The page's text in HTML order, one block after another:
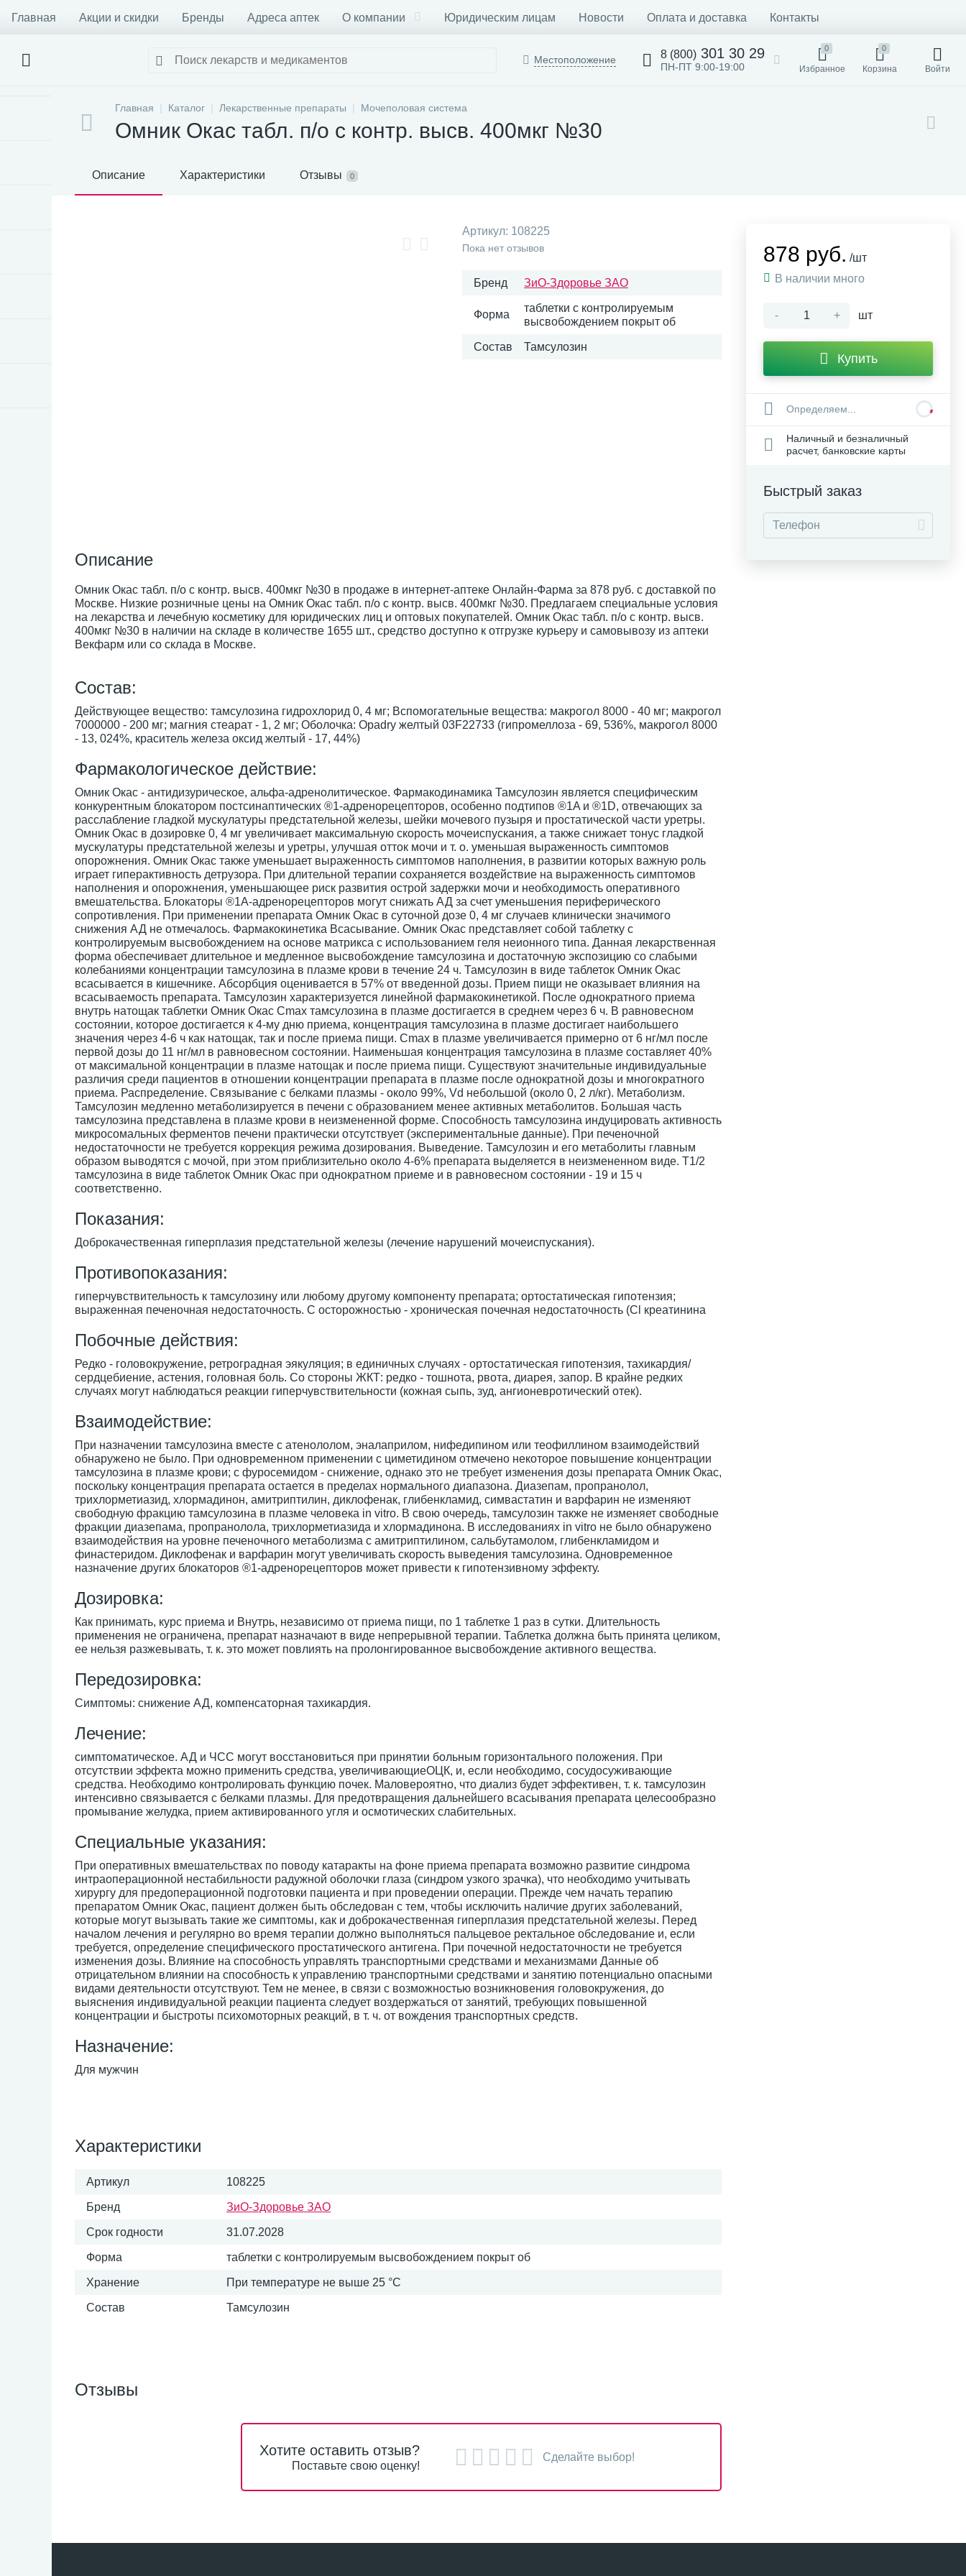
Главная Акции и скидки Бренды Адреса аптек О компании Юридическим лицам Новости Оплата и доставка Контакты
Местоположение 8 (800) 301 30 29
ПН-ПТ 9:00-19:00
0
Избранное
0
Корзина Войти
Главная Каталог Лекарственные препараты Мочеполовая система
Омник Окас табл. п/о с контр. высв. 400мкг №30
Описание Характеристики Отзывы 0
Артикул: 108225
Пока нет отзывов
Бренд ЗиО-Здоровье ЗАО
Форма
таблетки с контролируемым
высвобождением покрыт об
Состав Тамсулозин
Описание
Омник Окас табл. п/о с контр. высв. 400мкг №30 в продаже в интернет-аптеке Онлайн-Фарма за 878 руб. с доставкой по
Москве. Низкие розничные цены на Омник Окас табл. п/о с контр. высв. 400мкг №30. Предлагаем специальные условия
на лекарства и лечебную косметику для юридических лиц и оптовых покупателей. Омник Окас табл. п/о с контр. высв.
400мкг №30 в наличии на складе в количестве 1655 шт., средство доступно к отгрузке курьеру и самовывозу из аптеки
Векфарм или со склада в Москве.
Cостав:
Действующее вещество: тамсулозина гидрохлорид 0, 4 мг; Вспомогательные вещества: макрогол 8000 - 40 мг; макрогол
7000000 - 200 мг; магния стеарат - 1, 2 мг; Оболочка: Opadry желтый 03F22733 (гипромеллоза - 69, 536%, макрогол 8000
- 13, 024%, краситель железа оксид желтый - 17, 44%)
Фармакологическое действие:
Омник Окас - антидизурическое, альфа-адренолитическое. Фармакодинамика Тамсулозин является специфическим
конкурентным блокатором постсинаптических ®1-адренорецепторов, особенно подтипов ®1A и ®1D, отвечающих за
расслабление гладкой мускулатуры предстательной железы, шейки мочевого пузыря и простатической части уретры.
Омник Окас в дозировке 0, 4 мг увеличивает максимальную скорость мочеиспускания, а также снижает тонус гладкой
мускулатуры предстательной железы и уретры, улучшая отток мочи и т. о. уменьшая выраженность симптомов
опорожнения. Омник Окас также уменьшает выраженность симптомов наполнения, в развитии которых важную роль
играет гиперактивность детрузора. При длительной терапии сохраняется воздействие на выраженность симптомов
наполнения и опорожнения, уменьшающее риск развития острой задержки мочи и необходимость оперативного
вмешательства. Блокаторы ®1A-адренорецепторов могут снижать АД за счет уменьшения периферического
сопротивления. При применении препарата Омник Окас в суточной дозе 0, 4 мг случаев клинически значимого
снижения АД не отмечалось. Фармакокинетика Всасывание. Омник Окас представляет собой таблетку с
контролируемым высвобождением на основе матрикса с использованием геля неионного типа. Данная лекарственная
форма обеспечивает длительное и медленное высвобождение тамсулозина и достаточную экспозицию со слабыми
колебаниями концентрации тамсулозина в плазме крови в течение 24 ч. Тамсулозин в виде таблеток Омник Окас
всасывается в кишечнике. Абсорбция оценивается в 57% от введенной дозы. Прием пищи не оказывает влияния на
всасываемость препарата. Тамсулозин характеризуется линейной фармакокинетикой. После однократного приема
внутрь натощак таблетки Омник Окас Cmax тамсулозина в плазме достигается в среднем через 6 ч. В равновесном
состоянии, которое достигается к 4-му дню приема, концентрация тамсулозина в плазме достигает наибольшего
значения через 4-6 ч как натощак, так и после приема пищи. Cmax в плазме увеличивается примерно от 6 нг/мл после
первой дозы до 11 нг/мл в равновесном состоянии. Наименьшая концентрация тамсулозина в плазме составляет 40%
от максимальной концентрации в плазме натощак и после приема пищи. Существуют значительные индивидуальные
различия среди пациентов в отношении концентрации препарата в плазме после однократной дозы и многократного
приема. Распределение. Связывание с белками плазмы - около 99%, Vd небольшой (около 0, 2 л/кг). Метаболизм.
Тамсулозин медленно метаболизируется в печени с образованием менее активных метаболитов. Большая часть
тамсулозина представлена в плазме крови в неизмененной форме. Способность тамсулозина индуцировать активность
микросомальных ферментов печени практически отсутствует (экспериментальные данные). При печеночной
недостаточности не требуется коррекция режима дозирования. Выведение. Тамсулозин и его метаболиты главным
образом выводятся с мочой, при этом приблизительно около 4-6% препарата выделяется в неизмененном виде. T1/2
тамсулозина в виде таблеток Омник Окас при однократном приеме и в равновесном состоянии - 19 и 15 ч
соответственно.
Показания:
Доброкачественная гиперплазия предстательной железы (лечение нарушений мочеиспускания).
Противопоказания:
гиперчувствительность к тамсулозину или любому другому компоненту препарата; ортостатическая гипотензия;
выраженная печеночная недостаточность. С осторожностью - хроническая почечная недостаточность (Cl креатинина
Побочные действия:
Редко - головокружение, ретроградная эякуляция; в единичных случаях - ортостатическая гипотензия, тахикардия/
сердцебиение, астения, головная боль. Со стороны ЖКТ: редко - тошнота, рвота, диарея, запор. В крайне редких
случаях могут наблюдаться реакции гиперчувствительности (кожная сыпь, зуд, ангионевротический отек).
Взаимодействие:
При назначении тамсулозина вместе с атенололом, эналаприлом, нифедипином или теофиллином взаимодействий
обнаружено не было. При одновременном применении с циметидином отмечено некоторое повышение концентрации
тамсулозина в плазме крови; с фуросемидом - снижение, однако это не требует изменения дозы препарата Омник Окас,
поскольку концентрация препарата остается в пределах нормального диапазона. Диазепам, пропранолол,
трихлорметиазид, хлормадинон, амитриптилин, диклофенак, глибенкламид, симвастатин и варфарин не изменяют
свободную фракцию тамсулозина в плазме человека in vitro. В свою очередь, тамсулозин также не изменяет свободные
фракции диазепама, пропранолола, трихлорметиазида и хлормадинона. В исследованиях in vitro не было обнаружено
взаимодействия на уровне печеночного метаболизма с амитриптилином, сальбутамолом, глибенкламидом и
финастеридом. Диклофенак и варфарин могут увеличивать скорость выведения тамсулозина. Одновременное
назначение других блокаторов ®1-адренорецепторов может привести к гипотензивному эффекту.
Дозировка:
Как принимать, курс приема и Внутрь, независимо от приема пищи, по 1 таблетке 1 раз в сутки. Длительность
применения не ограничена, препарат назначают в виде непрерывной терапии. Таблетка должна быть принята целиком,
ее нельзя разжевывать, т. к. это может повлиять на пролонгированное высвобождение активного вещества.
Передозировка:
Симптомы: снижение АД, компенсаторная тахикардия.
Лечение:
симптоматическое. АД и ЧСС могут восстановиться при принятии больным горизонтального положения. При
отсутствии эффекта можно применить средства, увеличивающиеОЦК, и, если необходимо, сосудосуживающие
средства. Необходимо контролировать функцию почек. Маловероятно, что диализ будет эффективен, т. к. тамсулозин
интенсивно связывается с белками плазмы. Для предотвращения дальнейшего всасывания препарата целесообразно
промывание желудка, прием активированного угля и осмотических слабительных.
Специальные указания:
При оперативных вмешательствах по поводу катаракты на фоне приема препарата возможно развитие синдрома
интраоперационной нестабильности радужной оболочки глаза (синдром узкого зрачка), что необходимо учитывать
хирургу для предоперационной подготовки пациента и при проведении операции. Прежде чем начать терапию
препаратом Омник Окас, пациент должен быть обследован с тем, чтобы исключить наличие других заболеваний,
которые могут вызывать такие же симптомы, как и доброкачественная гиперплазия предстательной железы. Перед
началом лечения и регулярно во время терапии должно выполняться пальцевое ректальное обследование и, если
требуется, определение специфического простатического антигена. При почечной недостаточности не требуется
изменения дозы. Влияние на способность управлять транспортными средствами и механизмами Данные об
отрицательном влиянии на способность к управлению транспортными средствами и занятию потенциально опасными
видами деятельности отсутствуют. Тем не менее, в связи с возможностью возникновения головокружения, до
выяснения индивидуальной реакции пациента следует воздержаться от занятий, требующих повышенной
концентрации и быстроты психомоторных реакций, в т. ч. от вождения транспортных средств.
Назначение:
Для мужчин
Характеристики
Артикул 108225
Бренд ЗиО-Здоровье ЗАО
Срок годности 31.07.2028
Форма таблетки с контролируемым высвобождением покрыт об
Хранение При температуре не выше 25 °C
Состав Тамсулозин
878 руб. /шт
В наличии много
- + шт
Купить
Определяем...
Наличный и безналичный
расчет, банковские карты
Быстрый заказ
Отзывы
Хотите оставить отзыв?
Поставьте свою оценку!
Сделайте выбор!